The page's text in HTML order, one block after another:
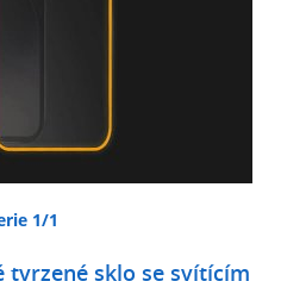
1/1
tvrzené sklo se svítícím